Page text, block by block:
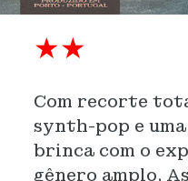
★★
Com recorte
synth-pop e
brinca com o
gênero amplo,